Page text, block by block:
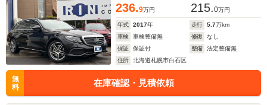
236.9万円 215.0万円
年式 2017年 走行 5.7万km
車検
車検整備無 修復
なし
保証
保証付 整備
法定整備無
住所
北海道札幌市白石区
無
料
在庫確認・見積依頼